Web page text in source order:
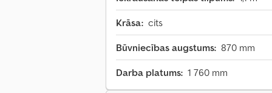
Krāsa: cits
Būvniecības augstums: 870 mm
Darba platums: 1 760 mm